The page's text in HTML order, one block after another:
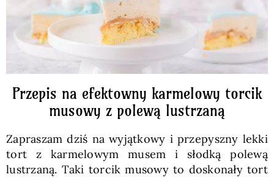
Posiłki
Zdrowo i fit
SKLEP
Przepis na efektowny karmelowy torcik
musowy z polewą lustrzaną
Zapraszam dziś na wyjątkowy i przepyszny lekki
tort z karmelowym musem i słodką polewą
lustrzaną. Taki torcik musowy to doskonały tort